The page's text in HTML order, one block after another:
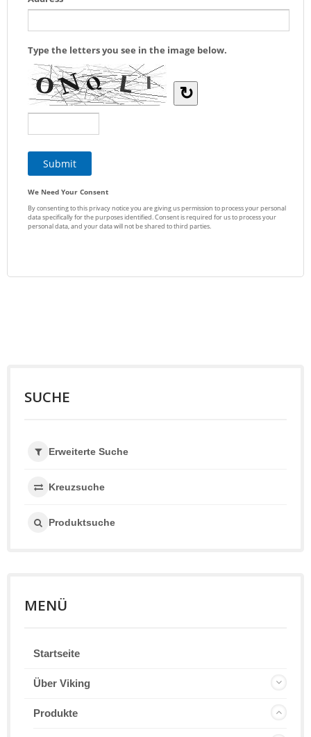
SUCHE
Erweiterte Suche
Kreuzsuche
Produktsuche
MENÜ
Startseite
Über Viking
Produkte